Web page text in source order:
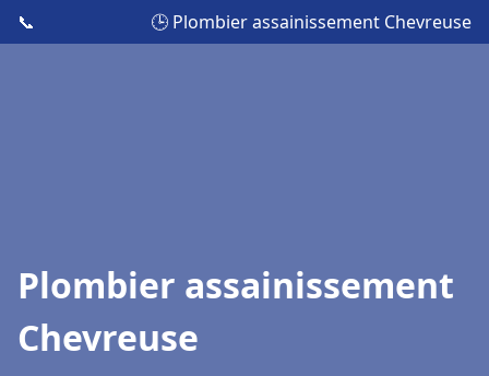
📞 🕒 Plombier assainissement Chevreuse
Plombier assainissement
Chevreuse